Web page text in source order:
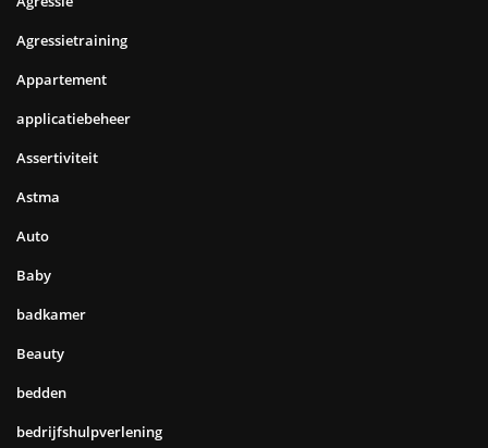
Agressietraining
Appartement
applicatiebeheer
Assertiviteit
Astma
Auto
Baby
badkamer
Beauty
bedden
bedrijfshulpverlening